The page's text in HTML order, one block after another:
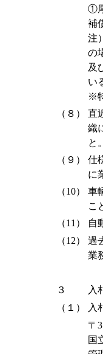
①
補
注
の
及
い
※
（８）
直
織
と。
（９）
仕
に
（10）
車
こ
（11）
自
（12）
過
業
３
入
（１）
入
〒
国